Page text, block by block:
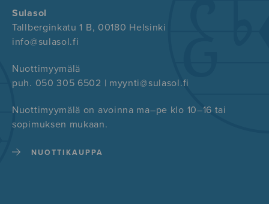
Sulasol
Tallberginkatu 1 B, 00180 Helsinki
info@sulasol.fi
Nuottimyymälä
puh. 050 305 6502 | myynti@sulasol.fi
Nuottimyymälä on avoinna ma–pe klo 10–16 tai
sopimuksen mukaan.
NUOTTIKAUPPA